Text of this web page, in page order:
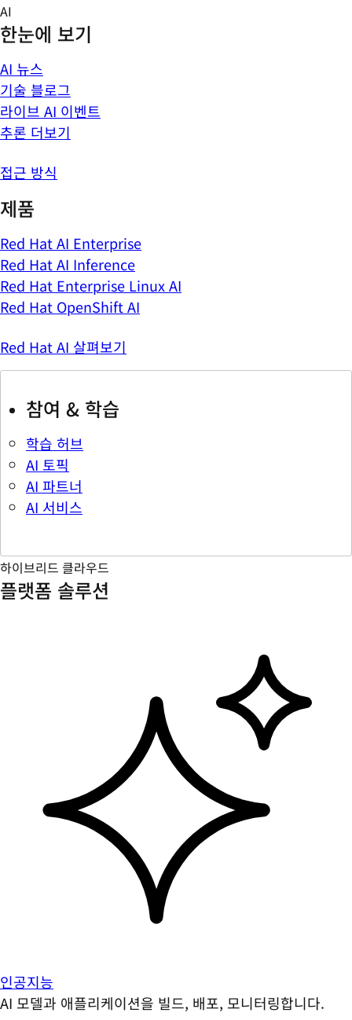
Skip
to
content
AI
한눈에 보기
AI 뉴스
기술 블로그
라이브 AI 이벤트
추론 더보기
접근 방식
제품
Red Hat AI Enterprise
Red Hat AI Inference
Red Hat Enterprise Linux AI
Red Hat OpenShift AI
Red Hat AI 살펴보기
참여 & 학습
학습 허브
AI 토픽
AI 파트너
AI 서비스
하이브리드 클라우드
플랫폼 솔루션
인공지능
AI 모델과 애플리케이션을 빌드, 배포, 모니터링합니다.